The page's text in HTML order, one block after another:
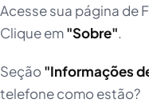
Acesse sua página de
Clique em"Sobre".
Seção"Informações
telefone como estão?